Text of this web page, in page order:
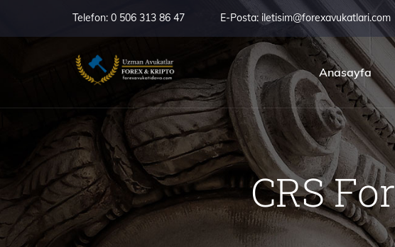
Telefon: 0 506 313 86 47 E-Posta: iletisim@forexavukatlari.com
Anasayfa
CRS